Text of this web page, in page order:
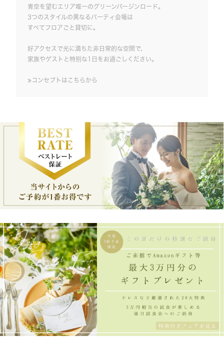
青空を望むエリア唯一のグリーンバージンロード。
3つのスタイルの異なるパーティ会場は
すべてフロアごと貸切に。
好アクセスで光に満ちた非日常的な空間で、
家族やゲストと特別な1日をお過ごしください。
≫コンセプトはこちらから